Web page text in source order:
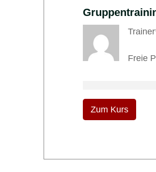
Freie
Zum Kurs